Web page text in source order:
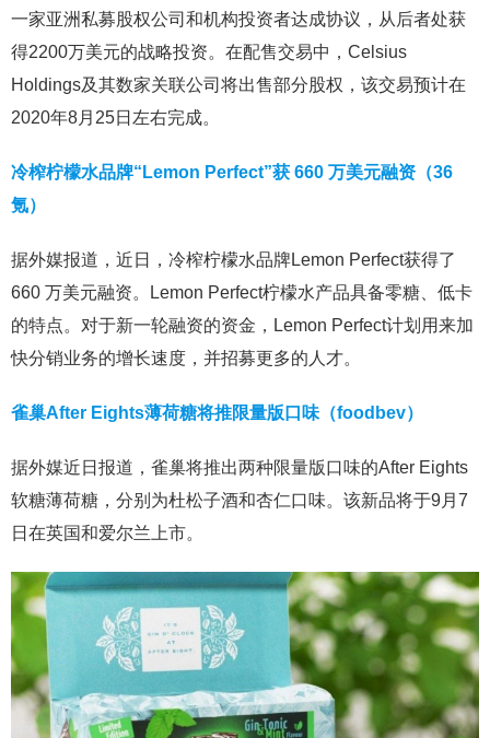
一家亚洲私募股权公司和机构投资者达成协议，从后者处获
得2200万美元的战略投资。在配售交易中，Celsius
Holdings及其数家关联公司将出售部分股权，该交易预计在
2020年8月25日左右完成。
冷榨柠檬水品牌“Lemon Perfect”获 660 万美元融资（36
氪）
据外媒报道，近日，冷榨柠檬水品牌Lemon Perfect获得了
660 万美元融资。Lemon Perfect柠檬水产品具备零糖、低卡
的特点。对于新一轮融资的资金，Lemon Perfect计划用来加
快分销业务的增长速度，并招募更多的人才。
雀巢After Eights薄荷糖将推限量版口味（foodbev）
据外媒近日报道，雀巢将推出两种限量版口味的After Eights
软糖薄荷糖，分别为杜松子酒和杏仁口味。该新品将于9月7
日在英国和爱尔兰上市。